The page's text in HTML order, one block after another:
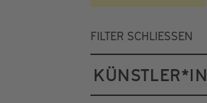
FILTER SCHLIESSEN
KÜNSTLER*IN